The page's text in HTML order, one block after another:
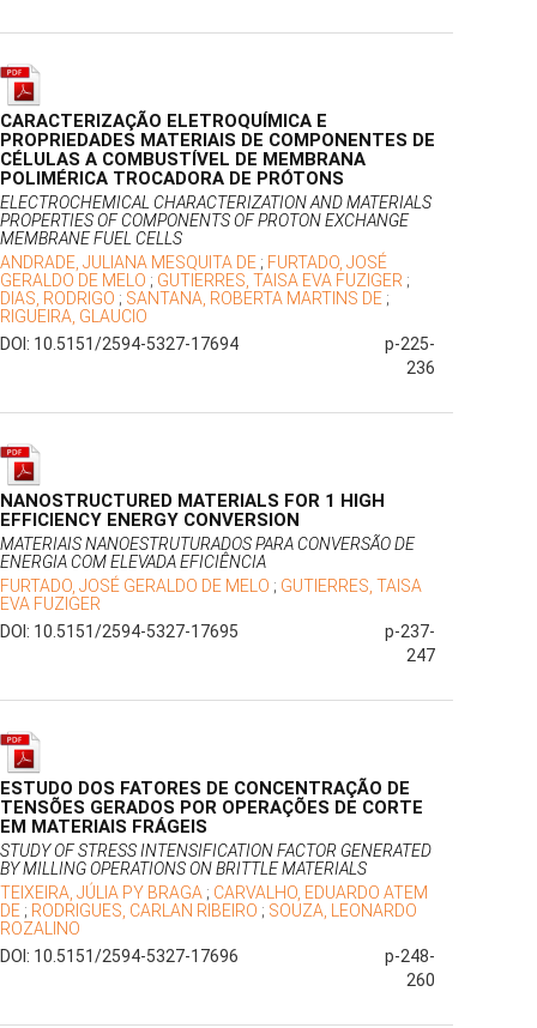
CARACTERIZAÇÃO ELETROQUÍMICA E
PROPRIEDADES MATERIAIS DE COMPONENTES DE
CÉLULAS A COMBUSTÍVEL DE MEMBRANA
POLIMÉRICA TROCADORA DE PRÓTONS
ELECTROCHEMICAL CHARACTERIZATION AND MATERIALS
PROPERTIES OF COMPONENTS OF PROTON EXCHANGE
MEMBRANE FUEL CELLS
ANDRADE, JULIANA MESQUITA DE ; FURTADO, JOSÉ
GERALDO DE MELO ; GUTIERRES, TAISA EVA FUZIGER ;
DIAS, RODRIGO ; SANTANA, ROBERTA MARTINS DE ;
RIGUEIRA, GLAUCIO
DOI: 10.5151/2594-5327-17694
p-225-
236
NANOSTRUCTURED MATERIALS FOR 1 HIGH
EFFICIENCY ENERGY CONVERSION
MATERIAIS NANOESTRUTURADOS PARA CONVERSÃO DE
ENERGIA COM ELEVADA EFICIÊNCIA
FURTADO, JOSÉ GERALDO DE MELO ; GUTIERRES, TAISA
EVA FUZIGER
DOI: 10.5151/2594-5327-17695
p-237-
247
ESTUDO DOS FATORES DE CONCENTRAÇÃO DE
TENSÕES GERADOS POR OPERAÇÕES DE CORTE
EM MATERIAIS FRÁGEIS
STUDY OF STRESS INTENSIFICATION FACTOR GENERATED
BY MILLING OPERATIONS ON BRITTLE MATERIALS
TEIXEIRA, JÚLIA PY BRAGA ; CARVALHO, EDUARDO ATEM
DE ; RODRIGUES, CARLAN RIBEIRO ; SOUZA, LEONARDO
ROZALINO
DOI: 10.5151/2594-5327-17696
p-248-
260